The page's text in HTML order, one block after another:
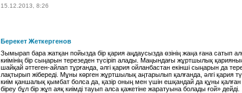
15.12.2013, 8:26
Берекет Жеткергенов
Зымырап бара жатқан пойызда бір қария аңдаусызда өзінің жаңа ғана сатып
киімінің бір сыңарын терезеден түсіріп алады. Маңындағы жұртшылық қарияның
шайқай әттеген-айлап тұрғанда, әлгі қария ойланбастан екінші сыңарын да
лақтырып жібереді. Мұны көрген жұртшылық аңтарылып қалғанда, әлгі қария
киім қаншалық қымбат болса да, қазір оның мен үшін ешқандай да құны қалған
біреу бұл бір жұп аяқ киімді тауып алса қажетіне жаратуына болады ғой» дейді.